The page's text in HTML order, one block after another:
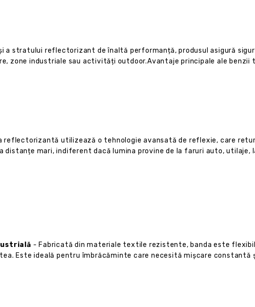
stratului reflectorizant de înaltă performanță, produsul asigură
zone industriale sau activități outdoor.Avantaje principale ale
reflectorizantă utilizează o tehnologie avansată de reflexie, care
distanțe mari, indiferent dacă lumina provine de la faruri auto,
- Fabricată din materiale textile rezistente, banda este
Este ideală pentru îmbrăcăminte care necesită mișcare constantă